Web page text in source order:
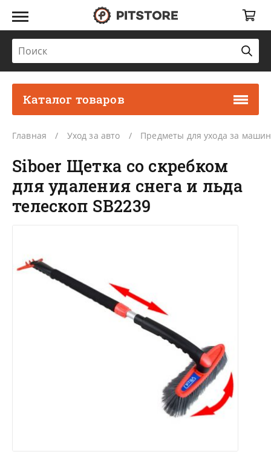
Каталог товаров
Главная Уход за авто Предметы для ухода за
Siboer Щетка со скребком
для удаления снега и льда
телескоп SB2239